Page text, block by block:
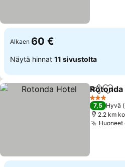
Alkaen 60 €
Näytä hinnat 11 sivustolta
Jaa
3
7,5 Hyvä
2.2 km
Huoneet